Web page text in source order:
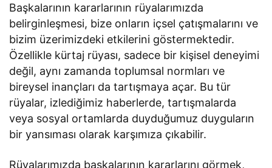
Başkalarının kararlarının rüyalarımızda
belirginleşmesi, bize onların içsel çatışmalarını ve
bizim üzerimizdeki etkilerini göstermektedir.
Özellikle kürtaj rüyası, sadece bir kişisel deneyimi
değil, aynı zamanda toplumsal normları ve
bireysel inançları da tartışmaya açar. Bu tür
rüyalar, izlediğimiz haberlerde, tartışmalarda
veya sosyal ortamlarda duyduğumuz duyguların
bir yansıması olarak karşımıza çıkabilir.
Rüyalarımızda başkalarının kararlarını görmek,